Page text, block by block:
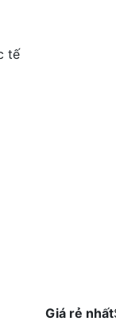
tế
Giá rẻ nhất